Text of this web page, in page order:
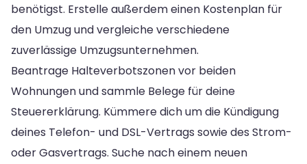
benötigst. Erstelle außerdem einen Kostenplan für
den Umzug und vergleiche verschiedene
zuverlässige Umzugsunternehmen.
Beantrage Halteverbotszonen vor beiden
Wohnungen und sammle Belege für deine
Steuererklärung. Kümmere dich um die Kündigung
deines Telefon- und DSL-Vertrags sowie des Strom-
oder Gasvertrags. Suche nach einem neuen